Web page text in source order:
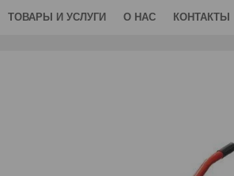
ТОВАРЫ И УСЛУГИ О НАС КОНТАКТЫ